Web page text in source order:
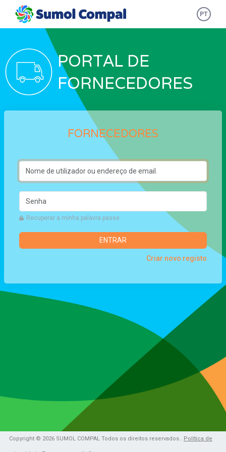
Passar para o conteúdo principal
PT
PORTAL DE
FORNECEDORES
FORNECEDORES
Nome de utilizador ou endereço de email.
Senha
Recuperar a minha palavra passe
ENTRAR
Criar novo registo
Copyright © 2026 SUMOL COMPAL Todos os direitos reservados.. Política de